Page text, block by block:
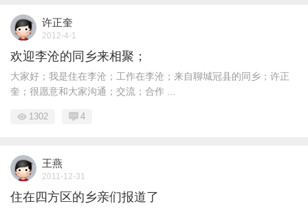
许正奎
2012-4-1
欢迎李沧的同乡来相聚；
大家好；我是住在李沧；工作在李沧；来自聊城冠县的同乡；许正
奎；很愿意和大家沟通；交流；合作 ...
1302 4
王燕
2011-12-31
住在四方区的乡亲们报道了